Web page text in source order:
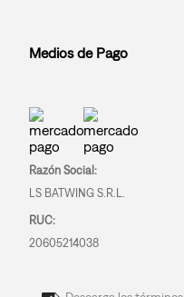
Medios de Pago
Razón Social:
LS BATWING S.R.L.
RUC:
20605214038